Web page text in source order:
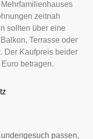
zeitnah
sollten über eine
Terrasse oder
Der Kaufpreis beider
betragen.
passen,